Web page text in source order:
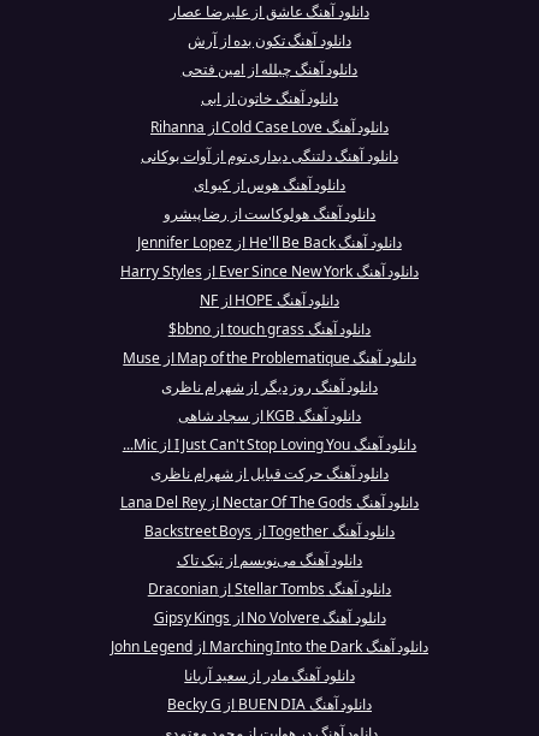
دانلود آهنگ عاشق از علیرضا عصار
دانلود آهنگ تکون بده از آرش
دانلود آهنگ چیلله از امین فتحی
دانلود آهنگ خاتون از ابی
دانلود آهنگ Cold Case Love از Rihanna
دانلود آهنگ دلتنگی دیداری توم از آوات بوکانی
دانلود آهنگ هوس از کیو ای
دانلود آهنگ هولوکاست از رضا پیشرو
دانلود آهنگ He'll Be Back از Jennifer Lopez
دانلود آهنگ Ever Since New York از Harry Styles
دانلود آهنگ HOPE از NF
دانلود آهنگ touch grass از bbno$
دانلود آهنگ Map of the Problematique از Muse
دانلود آهنگ روز دیگر از شهرام ناظری
دانلود آهنگ KGB از سجاد شاهی
دانلود آهنگ I Just Can't Stop Loving You از Mic...
دانلود آهنگ حرکت قبایل از شهرام ناظری
دانلود آهنگ Nectar Of The Gods از Lana Del Rey
دانلود آهنگ Together از Backstreet Boys
دانلود آهنگ می‌نویسم از تیک تاک
دانلود آهنگ Stellar Tombs از Draconian
دانلود آهنگ No Volvere از Gipsy Kings
دانلود آهنگ Marching Into the Dark از John Legend
دانلود آهنگ مادر از سعید آریانا
دانلود آهنگ BUEN DIA از Becky G